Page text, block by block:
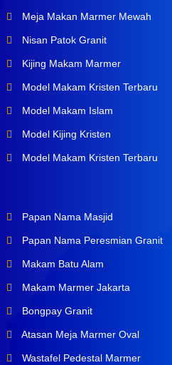
Meja Makan Marmer Mewah
Nisan Patok Granit
Kijing Makam Marmer
Model Makam Kristen Terbaru
Model Makam Islam
Model Kijing Kristen
Model Makam Kristen Terbaru
Papan Nama Masjid
Papan Nama Peresmian Granit
Makam Batu Alam
Makam Marmer Jakarta
Bongpay Granit
Atasan Meja Marmer Oval
Wastafel Pedestal Marmer